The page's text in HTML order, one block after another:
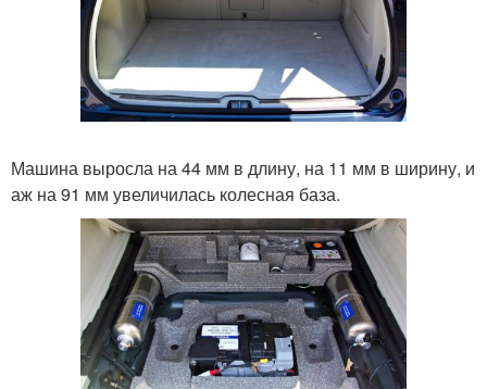
Машина выросла на 44 мм в длину, на 11 мм в ширину, и
аж на 91 мм увеличилась колесная база.